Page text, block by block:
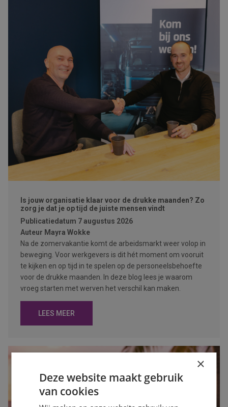
Is jouw organisatie klaar voor de drukke maanden? Zo
zorg je dat je op tijd de juiste mensen vindt
Publicatiedatum 7 augustus 2026
Auteur Mayra Wokke
Na de zomervakantie komt de arbeidsmarkt weer volop in
beweging. Voor werkgevers is dit hét moment om vooruit
te kijken en op tijd in te spelen op de personeelsbehoefte
voor de drukke maanden. In deze blog lees je waarom
vroeg starten met werven het verschil kan maken.
LEES MEER
×
Deze website maakt gebruik
van cookies